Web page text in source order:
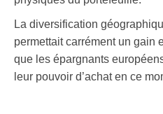
La diversification
permettait carrément un gain
que les épargnants
leur pouvoir d’achat en ce